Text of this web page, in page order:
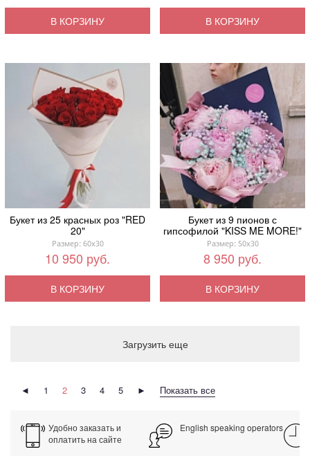
В КОРЗИНУ В КОРЗИНУ
Букет из 25 красных роз "RED
20"
Размер: 60x30
10 950 руб.
В КОРЗИНУ
Букет из 9 пионов с
гипсофилой "KISS ME MORE!"
Размер: 50x30
8 950 руб.
В КОРЗИНУ
Загрузить еще
◄ 1 2 3 4 5 ► Показать все
Удобно заказать и
оплатить на сайте
English speaking operators